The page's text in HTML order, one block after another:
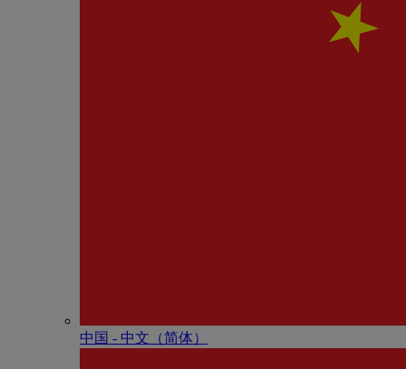
中国 - 中⽂（简体）